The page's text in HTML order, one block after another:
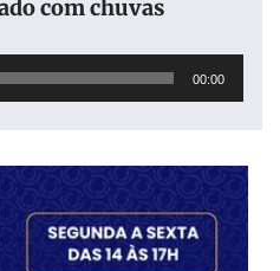
com chuvas
00:00